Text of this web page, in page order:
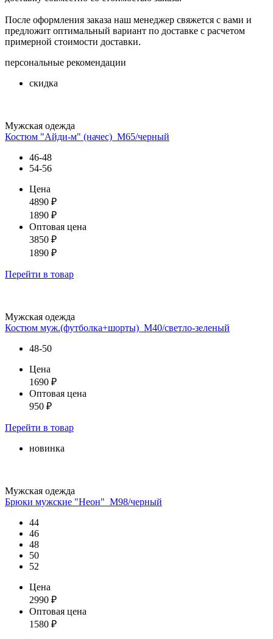
После оформления заказа наш менеджер свяжется с вами и
предложит оптимальный вариант по доставке с расчетом
примерной стоимости доставки.
персональные рекомендации
скидка
Мужская одежда
Костюм "Айди-м" (начес)_М65/черный
46-48
54-56
Цена
4890 ₽
1890 ₽
Оптовая цена
3850 ₽
1890 ₽
Перейти в товар
Мужская одежда
Костюм муж.(футболка+шорты)_М40/светло-зеленый
48-50
Цена
1690 ₽
Оптовая цена
950 ₽
Перейти в товар
новинка
Мужская одежда
Брюки мужские "Неон"_М98/черный
44
46
48
50
52
Цена
2990 ₽
Оптовая цена
1580 ₽